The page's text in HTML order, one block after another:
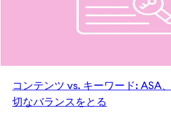
コンテンツ vs. キーワード: ASA
切なバランスをとる